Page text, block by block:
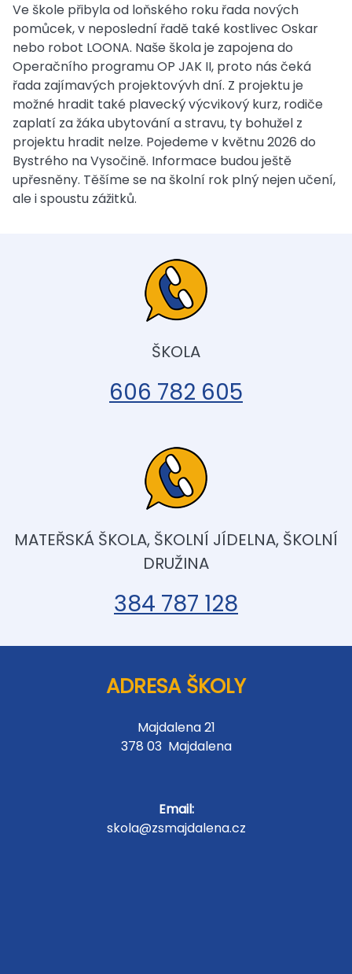
Ve škole přibyla od loňského roku řada nových
pomůcek, v neposlední řadě také kostlivec Oskar
nebo robot LOONA. Naše škola je zapojena do
Operačního programu OP JAK II, proto nás čeká
řada zajímavých projektovývh dní. Z projektu je
možné hradit také plavecký výcvikový kurz, rodiče
zaplatí za žáka ubytování a stravu, ty bohužel z
projektu hradit nelze. Pojedeme v květnu 2026 do
Bystrého na Vysočině. Informace budou ještě
upřesněny. Těšíme se na školní rok plný nejen učení,
ale i spoustu zážitků.
ŠKOLA
606 782 605
MATEŘSKÁ ŠKOLA, ŠKOLNÍ JÍDELNA, ŠKOLNÍ
DRUŽINA
384 787 128
ADRESA ŠKOLY
Majdalena 21
378 03 Majdalena
Email:
skola@zsmajdalena.cz